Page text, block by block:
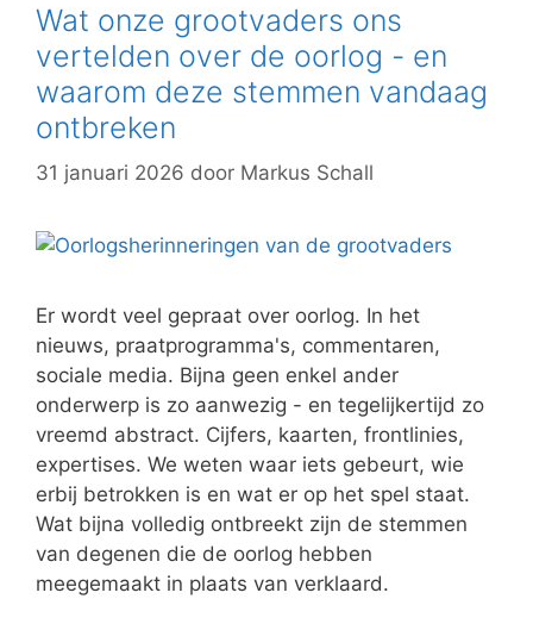
Wat onze grootvaders ons
vertelden over de oorlog - en
waarom deze stemmen vandaag
ontbreken
31 januari 2026 door Markus Schall
Er wordt veel gepraat over oorlog. In het
nieuws, praatprogramma's, commentaren,
sociale media. Bijna geen enkel ander
onderwerp is zo aanwezig - en tegelijkertijd zo
vreemd abstract. Cijfers, kaarten, frontlinies,
expertises. We weten waar iets gebeurt, wie
erbij betrokken is en wat er op het spel staat.
Wat bijna volledig ontbreekt zijn de stemmen
van degenen die de oorlog hebben
meegemaakt in plaats van verklaard.